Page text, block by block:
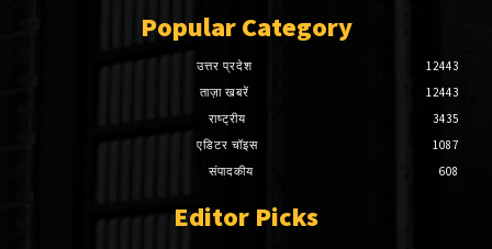
Popular Category
उत्तर प्रदेश
12443
ताज़ा खबरें
12443
राष्ट्रीय
3435
एडिटर चॉइस
1087
संपादकीय
608
Editor Picks